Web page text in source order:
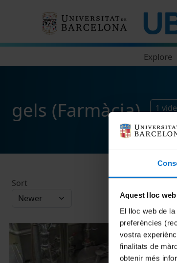
Aquest lloc
El lloc web de
preferències
vostra
finalitats de
obtenir més
Explore
gels (Farmàcia) 1
Sort